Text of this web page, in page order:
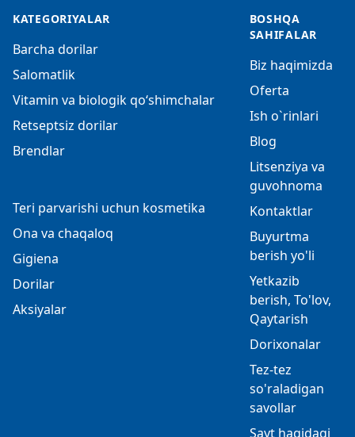
KATEGORIYALAR
Barcha dorilar
Salomatlik
Vitamin va biologik qo‘shimchalar
Retseptsiz dorilar
Brendlar
Teri parvarishi uchun kosmetika
Ona va chaqaloq
Gigiena
Dorilar
Aksiyalar
BOSHQA
SAHIFALAR
Biz haqimizda
Oferta
Ish o`rinlari
Blog
Litsenziya va
guvohnoma
Kontaktlar
Buyurtma
berish yo'li
Yetkazib
berish, To'lov,
Qaytarish
Dorixonalar
Tez-tez
so'raladigan
savollar
Sayt haqidagi